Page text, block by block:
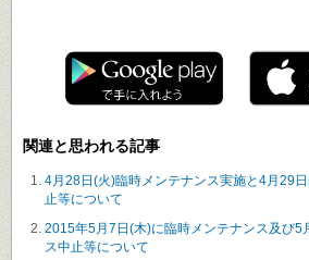
関連と思われる記事
4月28日(火)臨時メンテナンス実施と4月29
止等について
2015年5月7日(木)に臨時メンテナンス及び5
ス中止等について